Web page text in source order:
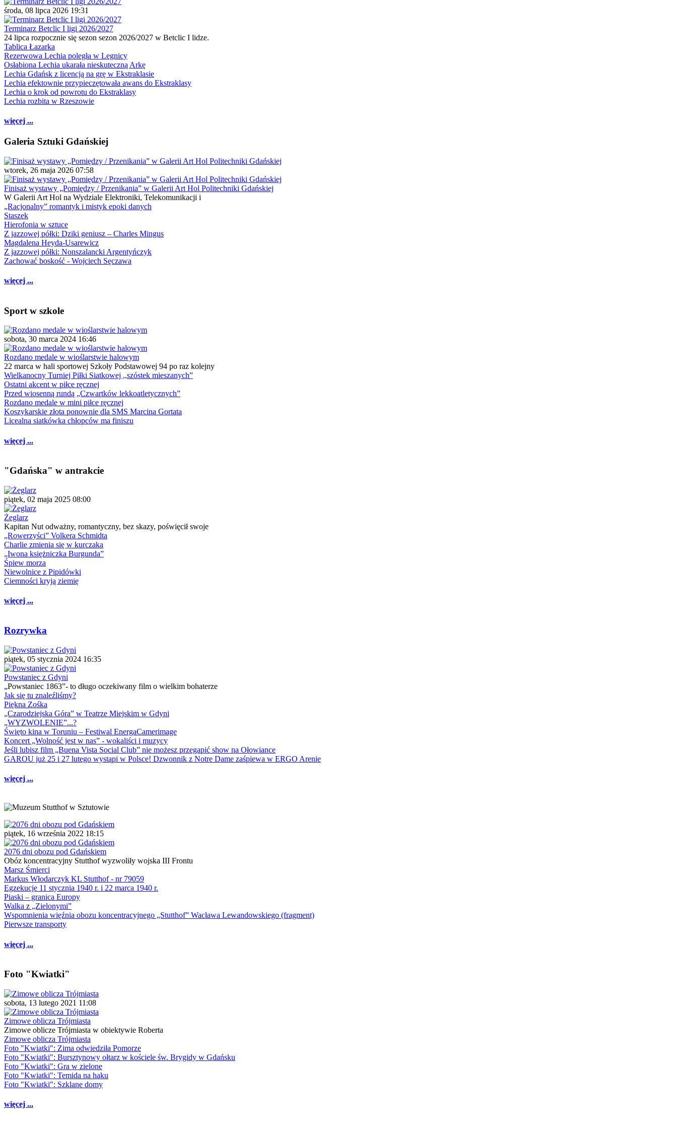
środa, 08 lipca 2026 19:31
Terminarz Betclic I ligi 2026/2027
24 lipca rozpocznie się sezon sezon 2026/2027 w Betclic I lidze.
Tablica Łazarka
Rezerwowa Lechia poległa w Legnicy
Osłabiona Lechia ukarała nieskuteczną Arkę
Lechia Gdańsk z licencją na grę w Ekstraklasie
Lechia efektownie przypieczętowała awans do Ekstraklasy
Lechia o krok od powrotu do Ekstraklasy
Lechia rozbita w Rzeszowie
więcej ...
Galeria Sztuki Gdańskiej
wtorek, 26 maja 2026 07:58
Finisaż wystawy „Pomiędzy / Przenikania” w Galerii Art Hol Politechniki Gdańskiej
W Galerii Art Hol na Wydziale Elektroniki, Telekomunikacji i
„Racjonalny” romantyk i mistyk epoki danych
Staszek
Hierofonia w sztuce
Z jazzowej półki: Dziki geniusz – Charles Mingus
Magdalena Heyda-Usarewicz
Z jazzowej półki: Nonszalancki Argentyńczyk
Zachować boskość - Wojciech Sęczawa
więcej ...
Sport w szkole
sobota, 30 marca 2024 16:46
Rozdano medale w wioślarstwie halowym
22 marca w hali sportowej Szkoły Podstawowej 94 po raz kolejny
Wielkanocny Turniej Piłki Siatkowej ,,szóstek mieszanych”
Ostatni akcent w piłce ręcznej
Przed wiosenną rundą „Czwartków lekkoatletycznych”
Rozdano medale w mini piłce ręcznej
Koszykarskie złota ponownie dla SMS Marcina Gortata
Licealna siatkówka chłopców ma finiszu
więcej ...
"Gdańska" w antrakcie
piątek, 02 maja 2025 08:00
Żeglarz
Kapitan Nut odważny, romantyczny, bez skazy, poświęcił swoje
„Rowerzyści” Volkera Schmidta
Charlie zmienia się w kurczaka
„Iwona księżniczka Burgunda”
Śpiew morza
Niewolnice z Pipidówki
Ciemności kryją ziemię
więcej ...
Rozrywka
piątek, 05 stycznia 2024 16:35
Powstaniec z Gdyni
„Powstaniec 1863”- to długo oczekiwany film o wielkim bohaterze
Jak się tu znaleźliśmy?
Piękna Zośka
„Czarodziejska Góra” w Teatrze Miejskim w Gdyni
„WYZWOLENIE”...?
Święto kina w Toruniu – Festiwal EnergaCamerimage
Koncert „Wolność jest w nas” - wokaliści i muzycy
Jeśli lubisz film „Buena Vista Social Club” nie możesz przegapić show na Ołowiance
GAROU już 25 i 27 lutego wystąpi w Polsce! Dzwonnik z Notre Dame zaśpiewa w ERGO Arenie
więcej ...
piątek, 16 września 2022 18:15
2076 dni obozu pod Gdańskiem
Obóz koncentracyjny Stutthof wyzwoliły wojska III Frontu
Marsz Śmierci
Markus Włodarczyk KL Stutthof - nr 79059
Egzekucje 11 stycznia 1940 r. i 22 marca 1940 r.
Piaski – granica Europy
Walka z „Zielonymi”
Wspomnienia więźnia obozu koncentracyjnego „Stutthof” Wacława Lewandowskiego (fragment)
Pierwsze transporty
więcej ...
Foto "Kwiatki"
sobota, 13 lutego 2021 11:08
Zimowe oblicza Trójmiasta
Zimowe oblicze Trójmiasta w obiektywie Roberta
Zimowe oblicza Trójmiasta
Foto "Kwiatki": Zima odwiedziła Pomorze
Foto "Kwiatki": Bursztynowy ołtarz w kościele św. Brygidy w Gdańsku
Foto "Kwiatki": Gra w zielone
Foto "Kwiatki": Temida na haku
Foto "Kwiatki": Szklane domy
więcej ...